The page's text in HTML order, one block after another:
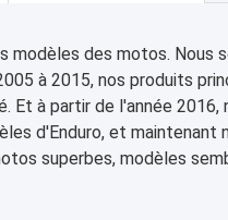
des motos. Nous
à 2015, nos produits
Et à partir de l'année 2016,
d'Enduro, et maintenant
superbes, modèles